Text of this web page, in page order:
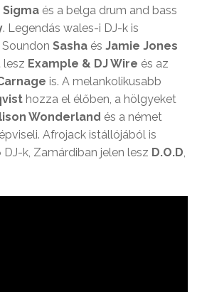
Sigma és a belga drum and bass
. Legendás wales-i DJ-k is
Sasha és Jamie Jones
lesz Example & DJ Wire és az
is. A melankolikusabb
hozza el élőben, a hölgyeket
Wonderland és a német
Afrojack istállójából is
k, Zamárdiban jelen lesz D.O.D,